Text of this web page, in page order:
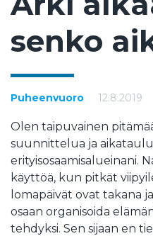
sen­ko
Puheenvuoro 12.8.2019
Olen taipuvainen
suunnittelua ja
erityisosaamisalueinani.
käyttöä, kun pitkät
lomapäivät ovat takana
osaan organisoida
tehdyksi. Sen sijaan en